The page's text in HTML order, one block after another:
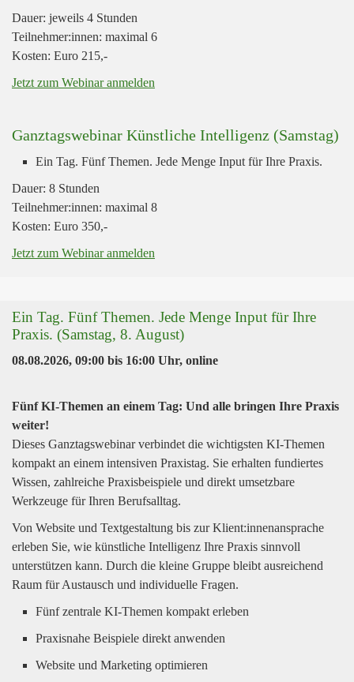
Dauer: jeweils 4 Stunden
Teilnehmer:innen: maximal 6
Kosten: Euro 215,-
Jetzt zum Webinar anmelden
Ganztagswebinar Künstliche Intelligenz (Samstag)
Ein Tag. Fünf Themen. Jede Menge Input für Ihre Praxis.
Dauer: 8 Stunden
Teilnehmer:innen: maximal 8
Kosten: Euro 350,-
Jetzt zum Webinar anmelden
Ein Tag. Fünf Themen. Jede Menge Input für Ihre
Praxis. (Samstag, 8. August)
08.08.2026, 09:00 bis 16:00 Uhr, online
Fünf KI-Themen an einem Tag: Und alle bringen Ihre Praxis
weiter!
Dieses Ganztagswebinar verbindet die wichtigsten KI-Themen
kompakt an einem intensiven Praxistag. Sie erhalten fundiertes
Wissen, zahlreiche Praxisbeispiele und direkt umsetzbare
Werkzeuge für Ihren Berufsalltag.
Von Website und Textgestaltung bis zur Klient:innenansprache
erleben Sie, wie künstliche Intelligenz Ihre Praxis sinnvoll
unterstützen kann. Durch die kleine Gruppe bleibt ausreichend
Raum für Austausch und individuelle Fragen.
Fünf zentrale KI-Themen kompakt erleben
Praxisnahe Beispiele direkt anwenden
Website und Marketing optimieren